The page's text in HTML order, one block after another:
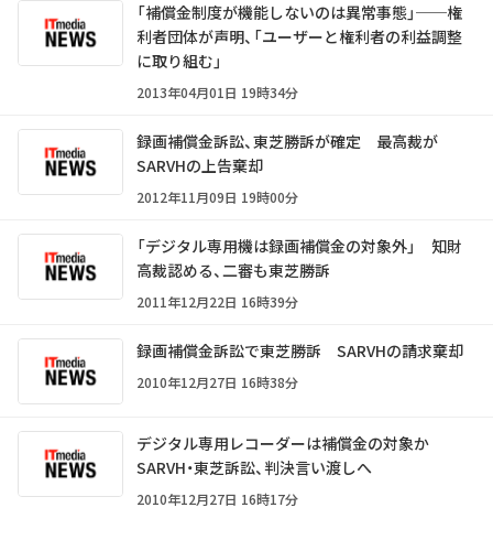
「補償金制度が機能しないのは異常事態」──権
利者団体が声明、「ユーザーと権利者の利益調整
に取り組む」
2013年04月01日 19時34分
録画補償金訴訟、東芝勝訴が確定 最高裁が
SARVHの上告棄却
2012年11月09日 19時00分
「デジタル専用機は録画補償金の対象外」 知財
高裁認める、二審も東芝勝訴
2011年12月22日 16時39分
録画補償金訴訟で東芝勝訴 SARVHの請求棄却
2010年12月27日 16時38分
デジタル専用レコーダーは補償金の対象か
SARVH・東芝訴訟、判決言い渡しへ
2010年12月27日 16時17分